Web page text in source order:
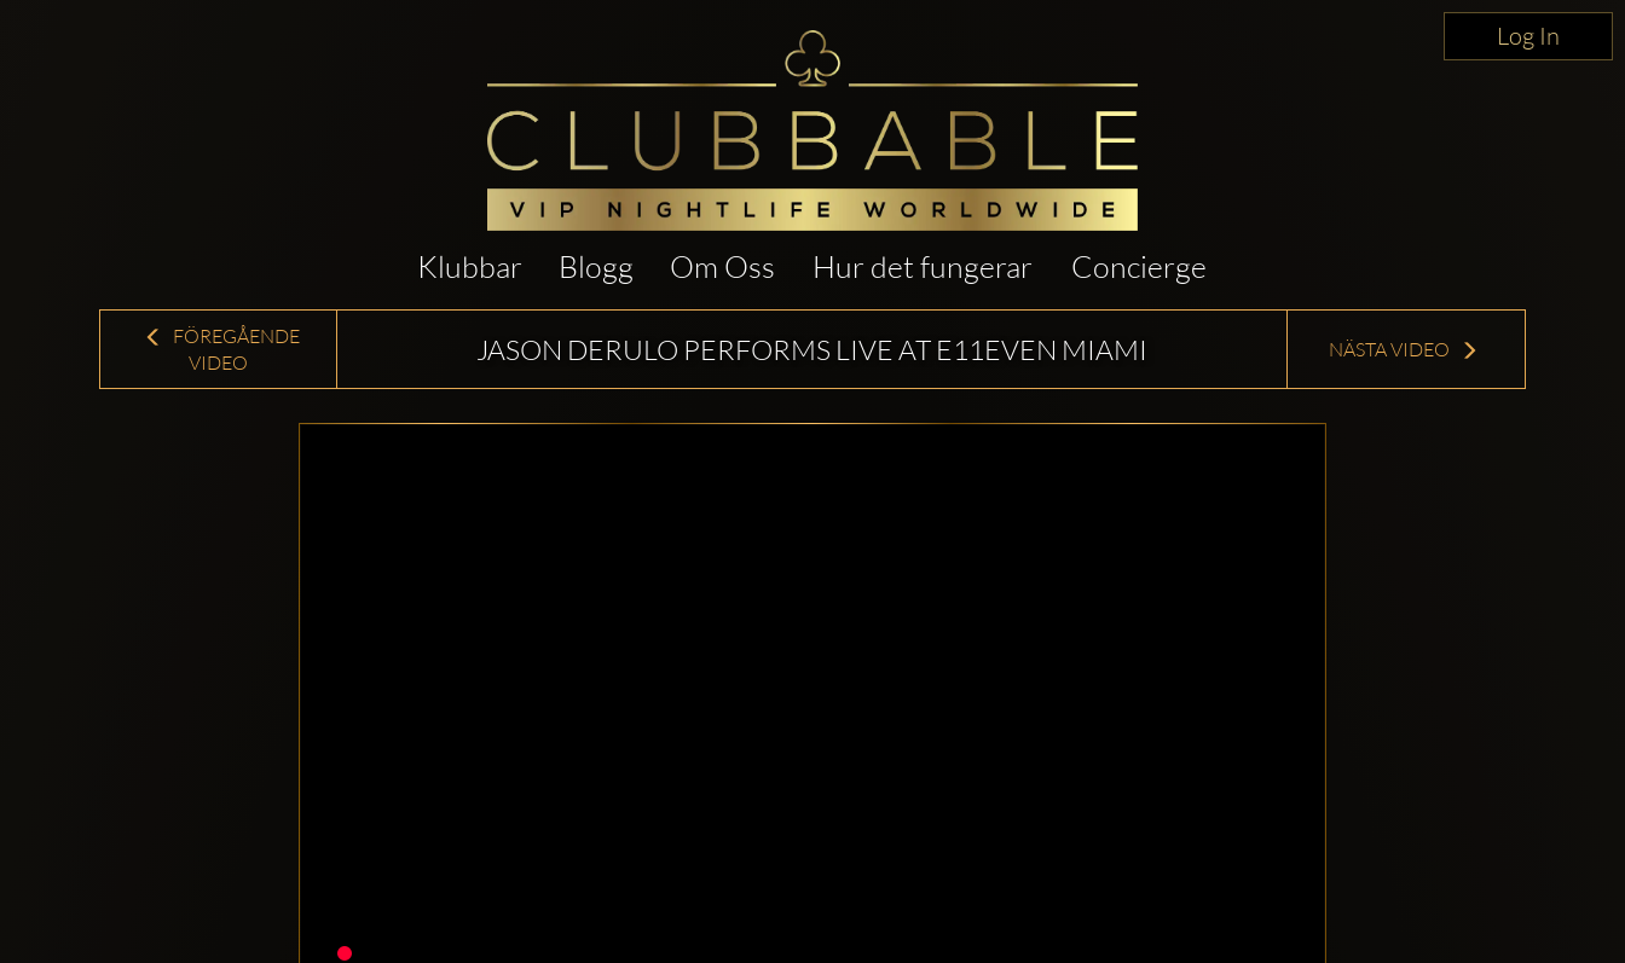
Log In
Klubbar Blogg Om Oss Hur det fungerar Concierge
FÖREGÅENDE
VIDEO
JASON DERULO PERFORMS LIVE AT E11EVEN MIAMI NÄSTA VIDEO